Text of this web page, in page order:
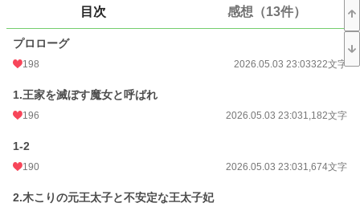
ったし15年経っても悪役令嬢は悪役だった。
-----------------
誰が1番悪いのか？
小説 1,172 位 / 228,725 件
目次 感想（13件）
プロローグ
198 2026.05.03 23:03322文字
1.王家を滅ぼす魔女と呼ばれ
196 2026.05.03 23:031,182文字
1-2
190 2026.05.03 23:031,674文字
2.木こりの元王太子と不安定な王太子妃